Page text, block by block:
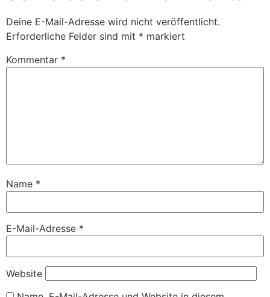
Deine E-Mail-Adresse wird nicht veröffentlicht.
Erforderliche Felder sind mit * markiert
Kommentar *
Name *
E-Mail-Adresse *
Website